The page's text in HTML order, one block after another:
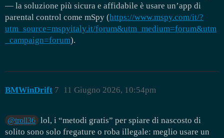
— la soluzione più sicura e affidabile è usare un’app di
parental control come mSpy (https://www.mspy.com/it/?
utm_source=mspyitaly.it/forum&utm_medium=forum&utm
_campaign=forum).
BMWinDrift 11 Giugno 2026, 10:54pm
7
@troll36 lol, i “metodi gratis” per spiare di nascosto di
solito sono solo fregature o roba illegale: meglio usare un